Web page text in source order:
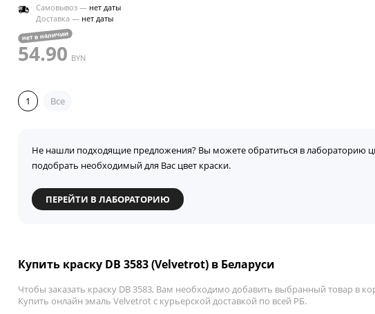
Самовывоз — нет даты
Доставка — нет даты
нет в наличии
54.90 BYN
1 Все
Не нашли подходящие предложения? Вы можете обратиться в лабораторию
подобрать необходимый для Вас цвет краски.
ПЕРЕЙТИ В ЛАБОРАТОРИЮ
Купить краску DB 3583 (Velvetrot) в Беларуси
Чтобы заказать краску DB 3583, Вам необходимо добавить выбранный товар в
Купить онлайн эмаль Velvetrot с курьерской доставкой по всей РБ.